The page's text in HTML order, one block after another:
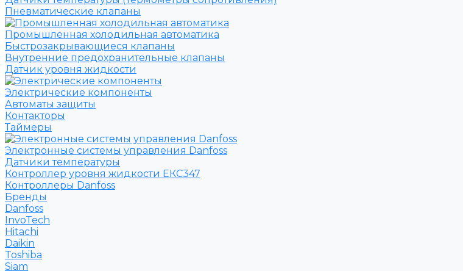
Пневматические клапаны
Промышленная холодильная автоматика
Быстрозакрывающиеся клапаны
Внутренние предохранительные клапаны
Датчик уровня жидкости
Электрические компоненты
Автоматы защиты
Контакторы
Таймеры
Электронные системы управления Danfoss
Датчики температуры
Контроллер уровня жидкости ЕКС347
Контроллеры Danfoss
Бренды
Danfoss
InvoTech
Hitachi
Daikin
Toshiba
Siam